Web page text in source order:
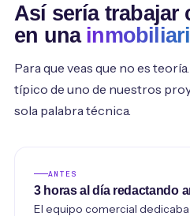
Así sería trabajar
en una
Para que veas que no es
típico de uno de nuestros
sola palabra técnica.
ANTES
3 horas al día redactando
El equipo comercial